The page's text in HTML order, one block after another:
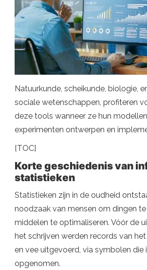
Natuurkunde, scheikunde, biologie,
sociale wetenschappen, profiteren
deze tools wanneer ze hun
experimenten ontwerpen en
[TOC]
Korte geschiedenis van
statistieken
Statistieken zijn in de oudheid
noodzaak van mensen om dingen te
middelen te optimaliseren. Vóór de
het schrijven werden records van
en vee uitgevoerd, via symbolen die
opgenomen.